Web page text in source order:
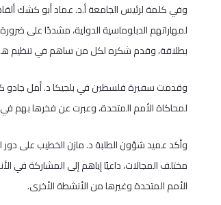
وفي كلمة لرئيس الجامعة أ.د. عماد أبو كشك
لمهاراتهم الدبلوماسية الدولية، مشددًا على
بطلاقة، وقدم شكره لكل من ساهم في تنظيم
وقدمت سفيرة فلسطين في بلجيكا د. أمل جادو
لمحاكاة الأمم المتحدة، وعبرت عن فخرها بهم
وأكد عميد شؤون الطلبة د. مازن الخطيب على
مختلف المجالات، داعيًا إياهم إلى المشاركة في
الأمم المتحدة وغيرها من الأنشطة الأخرى.